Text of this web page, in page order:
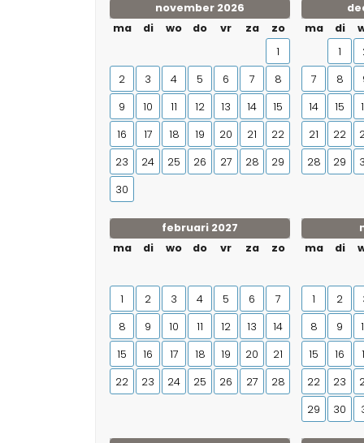
november 2026
ma
di wo do vr za
zo
1
2
3 4 5 6 7
8
9
10 11 12 13 14
15
16
17 18 19 20 21
22
23
24 25 26 27 28
29
30
ma
di
1
7
8
14
15
21
22
28
29
februari 2027
ma
di wo do vr za zo
1 2 3 4 5 6
7
8
9 10 11 12 13
14
15
16 17 18 19 20
21
22
23 24 25 26 27 28
ma
di
1 2
8
9
15
16
22
23
29
30